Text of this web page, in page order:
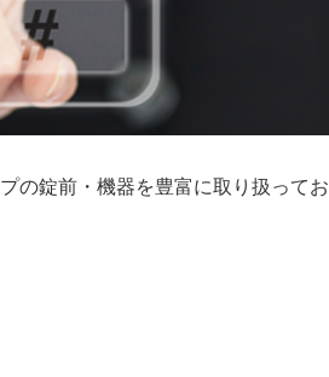
の錠前・機器を豊富に取り扱ってお